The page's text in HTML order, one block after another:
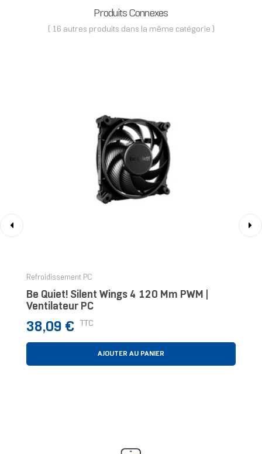
Produits Connexes
( 16 autres produits dans la même catégorie )
Refroidissement PC
Be Quiet! Silent Wings 4 120 Mm PWM |
Ventilateur PC
Prix
38,09 € TTC
AJOUTER AU PANIER